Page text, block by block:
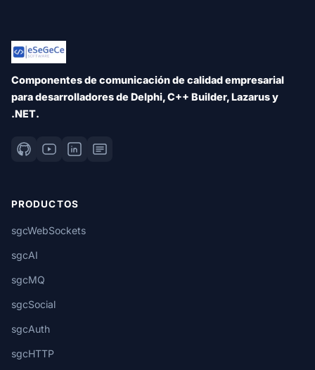
Componentes de comunicación de calidad empresarial
para desarrolladores de Delphi, C++ Builder, Lazarus y
.NET.
PRODUCTOS
sgcWebSockets
sgcAI
sgcMQ
sgcSocial
sgcAuth
sgcHTTP